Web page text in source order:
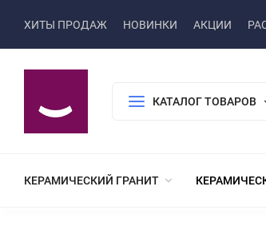
ХИТЫ ПРОДАЖ НОВИНКИ АКЦИИ
КАТАЛОГ ТОВАРОВ
КЕРАМИЧЕСКИЙ ГРАНИТ